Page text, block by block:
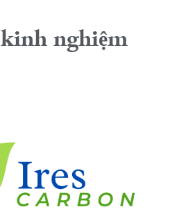
nghiệm